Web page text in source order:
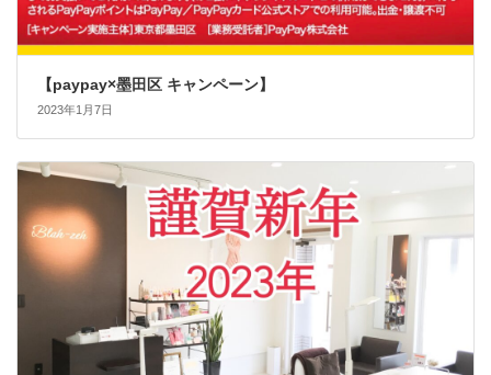
【paypay×墨田区 キャンペーン】
2023年1月7日